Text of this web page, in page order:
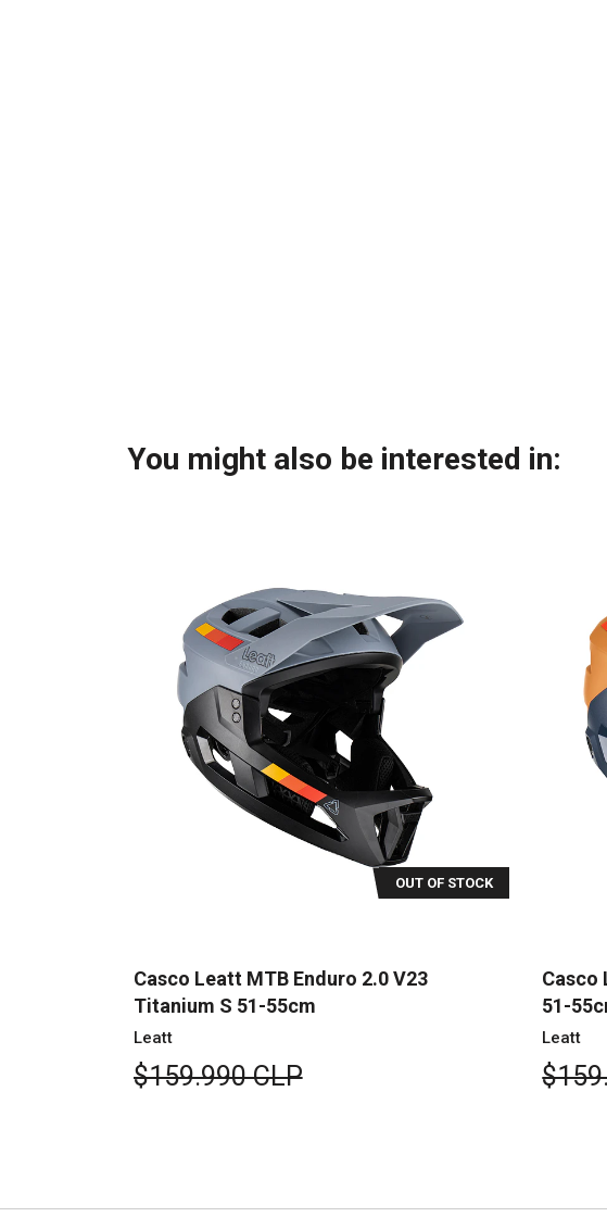
You might also be interested in:
OUT OF STOCK
Casco Leatt MTB Enduro 2.0 V23
Titanium S 51-55cm
Leatt
$159.990 CLP
Casco
51-
Leatt